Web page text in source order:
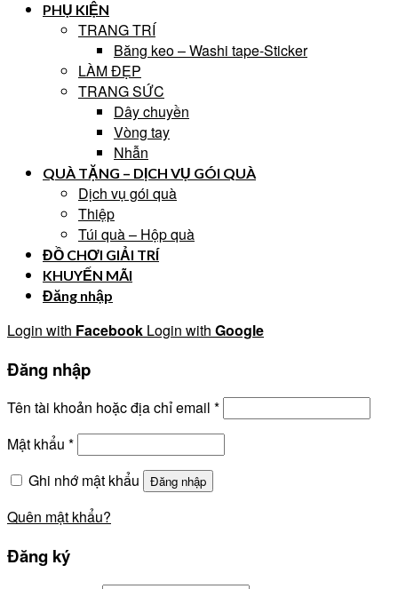
PHỤ KIỆN
TRANG TRÍ
Băng keo – Washi tape-Sticker
LÀM ĐẸP
TRANG SỨC
Dây chuyền
Vòng tay
Nhẫn
QUÀ TẶNG – DỊCH VỤ GÓI QUÀ
Dịch vụ gói quà
Thiệp
Túi quà – Hộp quà
ĐỒ CHƠI GIẢI TRÍ
KHUYẾN MÃI
Đăng nhập
Login with Facebook Login with Google
Đăng nhập
Tên tài khoản hoặc địa chỉ email *
Mật khẩu *
Ghi nhớ mật khẩu
Đăng nhập
Quên mật khẩu?
Đăng ký